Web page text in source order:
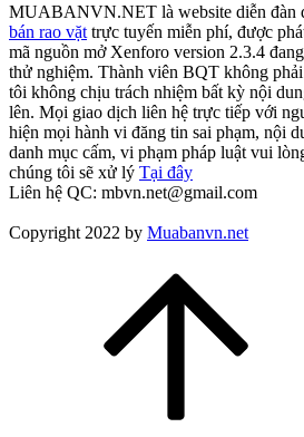
MUABANVN.NET là website diễn đàn
bán rao vặt trực tuyến miễn phí, được
mã nguồn mở Xenforo version 2.3.4
thử nghiệm. Thành viên BQT không
tôi không chịu trách nhiệm bất kỳ nội
lên. Mọi giao dịch liên hệ trực tiếp với
hiện mọi hành vi đăng tin sai phạm, nội
danh mục cấm, vi phạm pháp luật vui
chúng tôi sẽ xử lý Tại đây
Liên hệ QC: mbvn.net@gmail.com
Copyright 2022 by Muabanvn.net